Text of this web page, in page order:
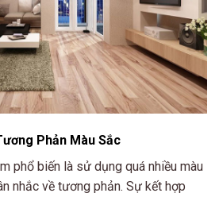
Phản Màu Sắc
phổ biến là sử dụng quá nhiều màu
nhắc về tương phản. Sự kết hợp